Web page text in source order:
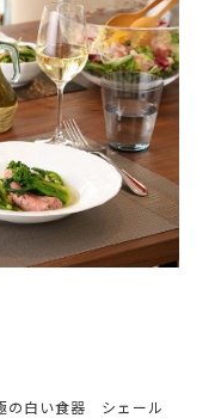
の白い食器 シェール